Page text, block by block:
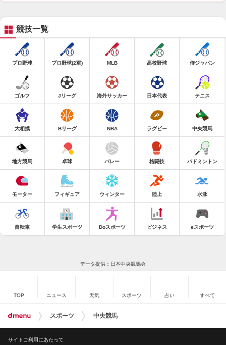
競技一覧
プロ野球 プロ野球(2軍) MLB 高校野球 侍ジャパン
ゴルフ Jリーグ 海外サッカー 日本代表 テニス
大相撲 Bリーグ NBA ラグビー 中央競馬
地方競馬 卓球 バレー 格闘技 バドミントン
モーター フィギュア ウィンター 陸上 水泳
自転車 学生スポーツ Doスポーツ ビジネス eスポーツ
データ提供：日本中央競馬会
TOP ニュース 天気 スポーツ 占い すべて
スポーツ 中央競馬
サイトご利用にあたって